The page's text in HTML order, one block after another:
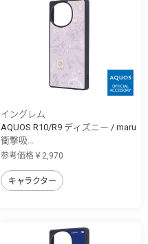
イングレム
AQUOS R10/R9 ディズニー / maru
衝撃吸...
参考価格￥2,970
キャラクター